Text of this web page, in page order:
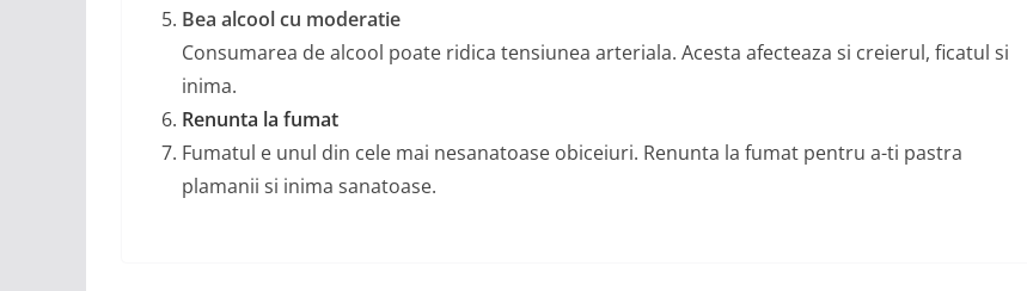
Bea alcool cu moderatie
Consumarea de alcool poate ridica tensiunea arteriala. Acesta afecteaza si creierul, ficatul si
inima.
Renunta la fumat
Fumatul e unul din cele mai nesanatoase obiceiuri. Renunta la fumat pentru a-ti pastra
plamanii si inima sanatoase.